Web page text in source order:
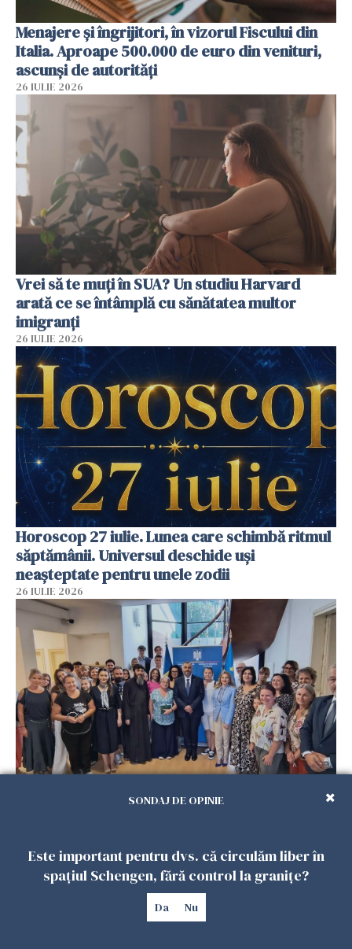
Menajere și îngrijitori, în vizorul Fiscului din
Italia. Aproape 500.000 de euro din venituri,
ascunși de autorități
26 IULIE 2026
Vrei să te muți în SUA? Un studiu Harvard
arată ce se întâmplă cu sănătatea multor
imigranți
26 IULIE 2026
Horoscop 27 iulie. Lunea care schimbă ritmul
săptămânii. Universul deschide uși
neașteptate pentru unele zodii
26 IULIE 2026
Consulatul României la Roma promite
SONDAJ DE OPINIE
Este important pentru dvs. că circulăm liber în
spațiul Schengen, fără control la granițe?
Da Nu